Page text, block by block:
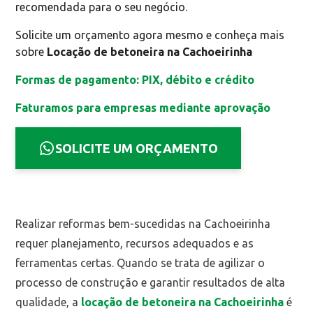
recomendada para o seu negócio.
Solicite um orçamento agora mesmo e conheça mais
sobre Locação de betoneira na Cachoeirinha
Formas de pagamento: PIX, débito e crédito
Faturamos para empresas mediante aprovação
SOLICITE UM ORÇAMENTO
Realizar reformas bem-sucedidas na Cachoeirinha
requer planejamento, recursos adequados e as
ferramentas certas. Quando se trata de agilizar o
processo de construção e garantir resultados de alta
qualidade, a locação de betoneira na Cachoeirinha é